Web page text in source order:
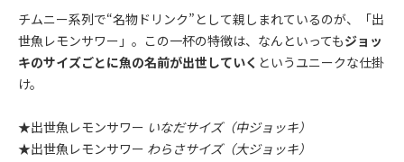
チムニー系列で“名物ドリンク”として親しまれているのが、「出
世魚レモンサワー」。この一杯の特徴は、なんといってもジョッ
キのサイズごとに魚の名前が出世していく というユニークな仕掛
け。
★出世魚レモンサワー いなだサイズ（中ジョッキ）
★出世魚レモンサワー わらさサイズ（大ジョッキ）